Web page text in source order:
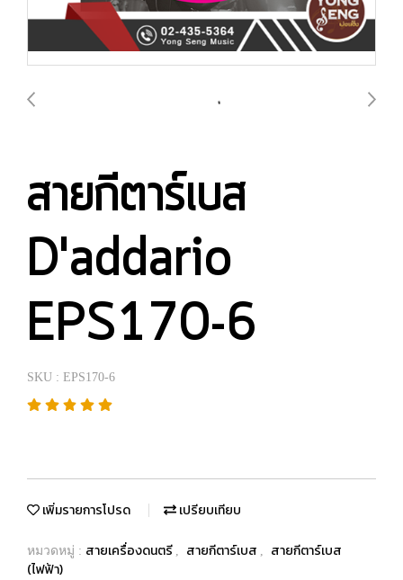
สายกีตาร์เบส
D'addario
EPS170-6
SKU : EPS170-6
เพิ่มรายการโปรด เปรียบเทียบ
หมวดหมู่ : สายเครื่องดนตรี , สายกีตาร์เบส ,
สายกีตาร์เบส
(ไฟฟ้า)